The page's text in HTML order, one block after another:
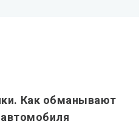
Как обманывают
автомобиля